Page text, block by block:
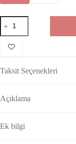
Taksit Seçenekleri
Açıklama
Ek bilgi